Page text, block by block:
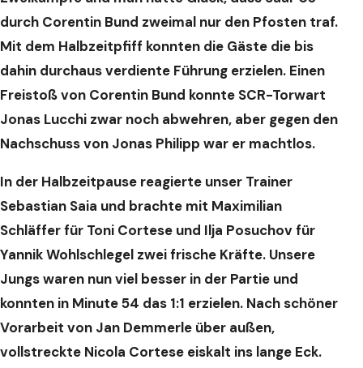
durch Corentin Bund zweimal nur den Pfosten traf.
Mit dem Halbzeitpfiff konnten die Gäste die bis
dahin durchaus verdiente Führung erzielen. Einen
Freistoß von Corentin Bund konnte SCR-Torwart
Jonas Lucchi zwar noch abwehren, aber gegen den
Nachschuss von Jonas Philipp war er machtlos.
In der Halbzeitpause reagierte unser Trainer
Sebastian Saia und brachte mit Maximilian
Schläffer für Toni Cortese und Ilja Posuchov für
Yannik Wohlschlegel zwei frische Kräfte. Unsere
Jungs waren nun viel besser in der Partie und
konnten in Minute 54 das 1:1 erzielen. Nach schöner
Vorarbeit von Jan Demmerle über außen,
vollstreckte Nicola Cortese eiskalt ins lange Eck.